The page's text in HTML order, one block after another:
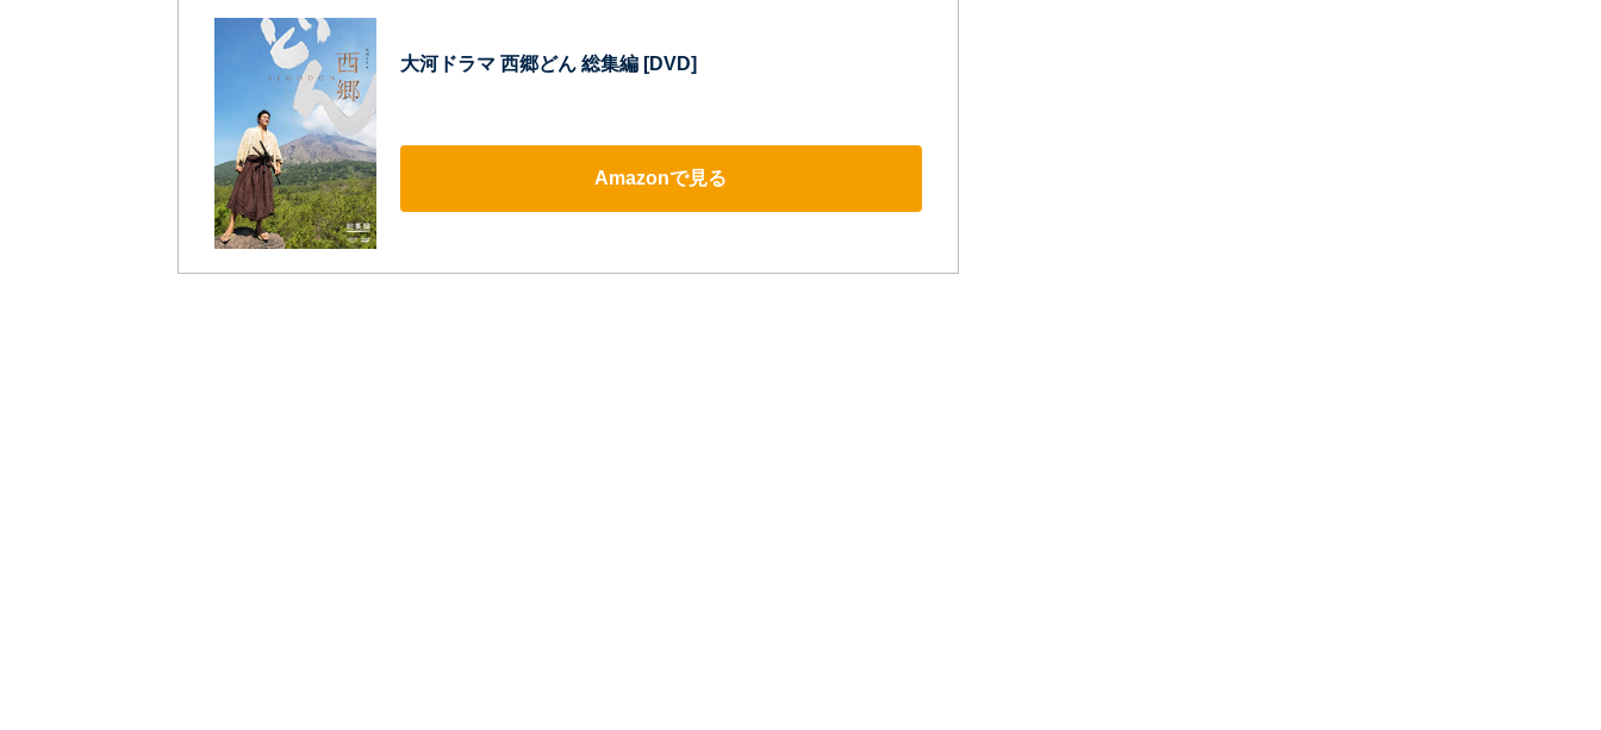
大河ドラマ 西郷どん 総集編 [DVD]
Amazonで見る